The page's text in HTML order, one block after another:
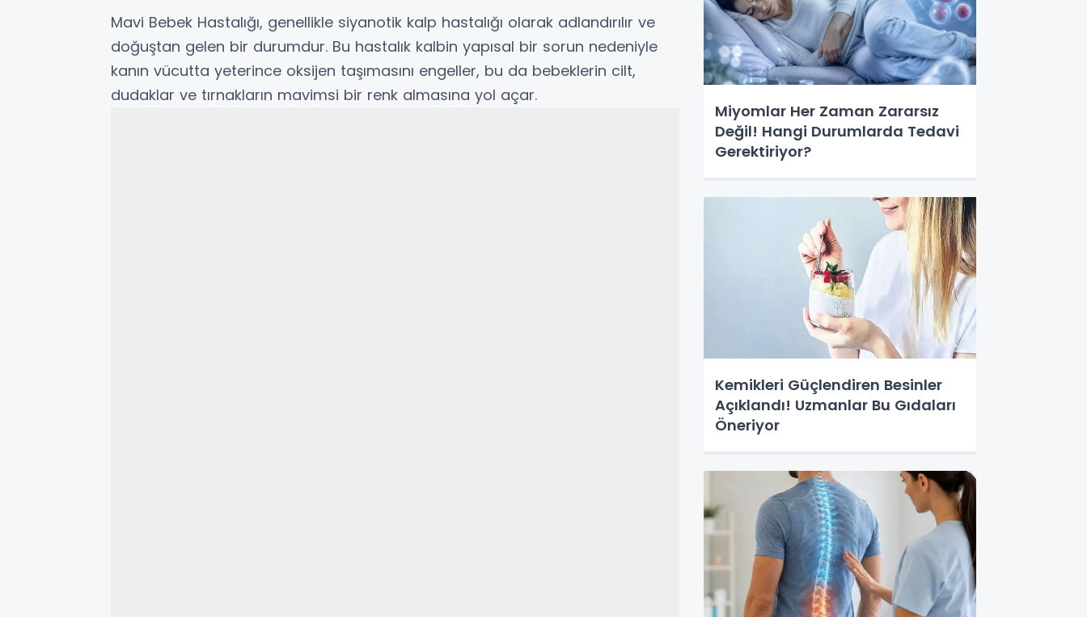
Mavi Bebek Hastalığı, genellikle siyanotik kalp hastalığı olarak adlandırılır ve
doğuştan gelen bir durumdur. Bu hastalık kalbin yapısal bir sorun nedeniyle
kanın vücutta yeterince oksijen taşımasını engeller, bu da bebeklerin cilt,
dudaklar ve tırnakların mavimsi bir renk almasına yol açar.
Miyomlar Her Zaman Zararsız
Değil! Hangi Durumlarda Tedavi
Gerektiriyor?
Kemikleri Güçlendiren Besinler
Açıklandı! Uzmanlar Bu Gıdaları
Öneriyor